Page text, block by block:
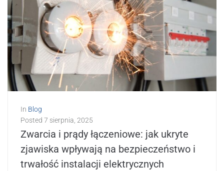
In Blog
Posted 7 sierpnia, 2025
Zwarcia i prądy łączeniowe: jak ukryte
zjawiska wpływają na bezpieczeństwo i
trwałość instalacji elektrycznych